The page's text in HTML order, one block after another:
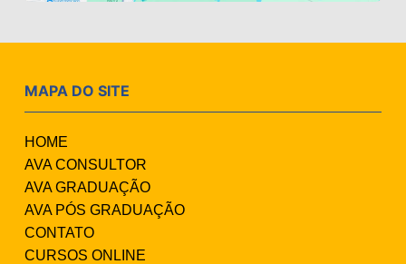
MAPA DO SITE
HOME
AVA CONSULTOR
AVA GRADUAÇÃO
AVA PÓS GRADUAÇÃO
CONTATO
CURSOS ONLINE